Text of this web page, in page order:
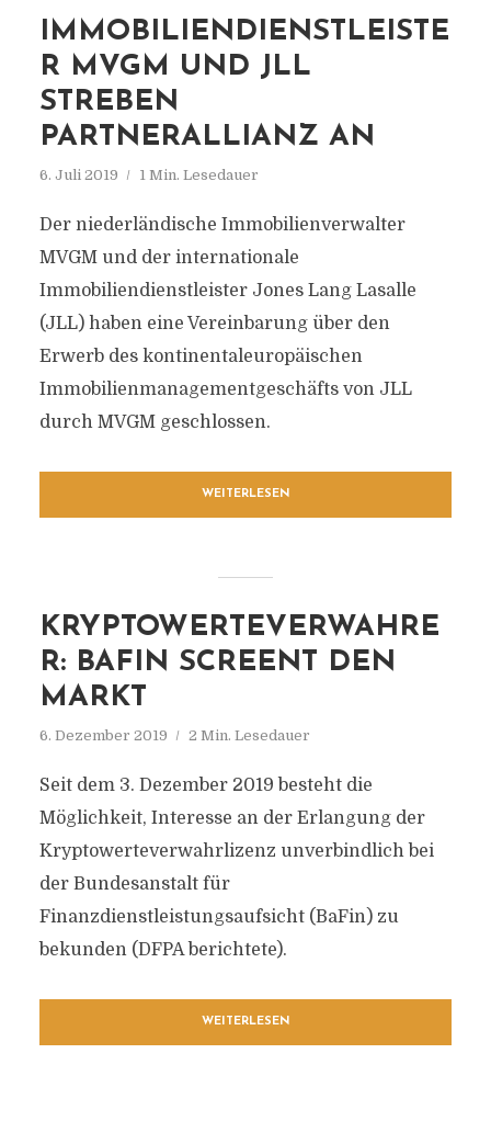
IMMOBILIENDIENSTLEISTE
R MVGM UND JLL
STREBEN
PARTNERALLIANZ AN
6. Juli 2019 1 Min. Lesedauer
Der niederländische Immobilienverwalter
MVGM und der internationale
Immobiliendienstleister Jones Lang Lasalle
(JLL) haben eine Vereinbarung über den
Erwerb des kontinentaleuropäischen
Immobilienmanagementgeschäfts von JLL
durch MVGM geschlossen.
WEITERLESEN
KRYPTOWERTEVERWAHRE
R: BAFIN SCREENT DEN
MARKT
6. Dezember 2019 2 Min. Lesedauer
Seit dem 3. Dezember 2019 besteht die
Möglichkeit, Interesse an der Erlangung der
Kryptowerteverwahrlizenz unverbindlich bei
der Bundesanstalt für
Finanzdienstleistungsaufsicht (BaFin) zu
bekunden (DFPA berichtete).
WEITERLESEN